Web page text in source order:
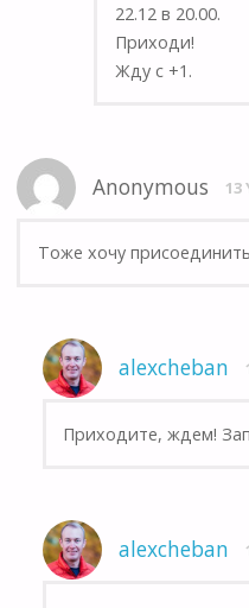
22.12 в 20.00.
Приходи!
Жду с +1.
Anonymous 13
Тоже хочу
alexcheban
Приходите, ждем!
alexcheban